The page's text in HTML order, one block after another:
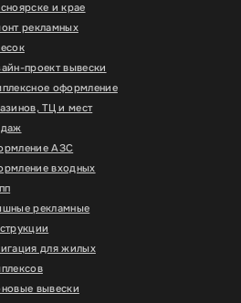
и крае
рекламных
проект вывески
оформление
ТЦ и мест
АЗС
входных
рекламные
для жилых
вывески